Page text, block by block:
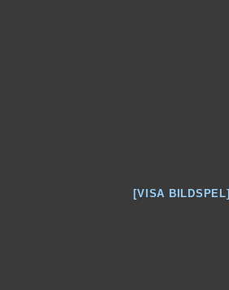
[VISA BILDSPEL]